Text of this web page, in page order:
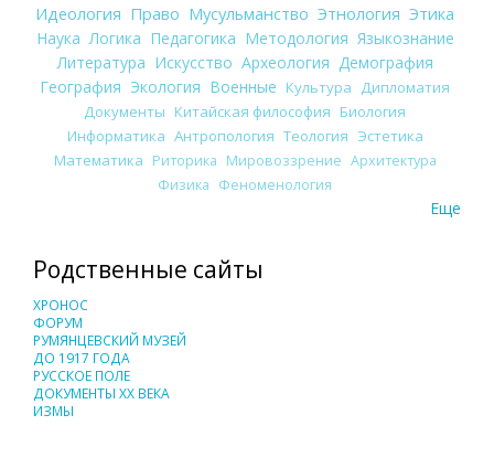
Идеология Право Мусульманство Этнология Этика
Наука Логика Педагогика Методология Языкознание
Литература Искусство Археология Демография
География Экология Военные Культура
Дипломатия
Документы Китайская философия Биология
Информатика Антропология Теология Эстетика
Математика Риторика Мировоззрение Архитектура
Физика Феноменология
Еще
Родственные сайты
ХРОНОС
ФОРУМ
РУМЯНЦЕВСКИЙ МУЗЕЙ
ДО 1917 ГОДА
РУССКОЕ ПОЛЕ
ДОКУМЕНТЫ XX ВЕКА
ИЗМЫ